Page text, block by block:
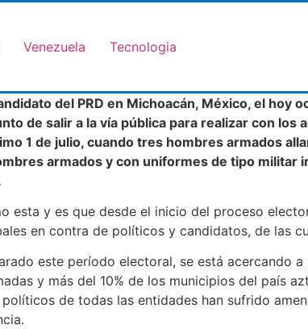
Venezuela Tecnologia
del PRD en Michoacán, México, el hoy
de salir a la vía pública para realizar con
1 de julio, cuando tres hombres armados
armados y con uniformes de tipo militar
esta y es que desde el inicio del proceso
en contra de políticos y candidatos, de las
este período electoral, se está acercando
y más del 10% de los municipios del país
de todas las entidades han sufrido